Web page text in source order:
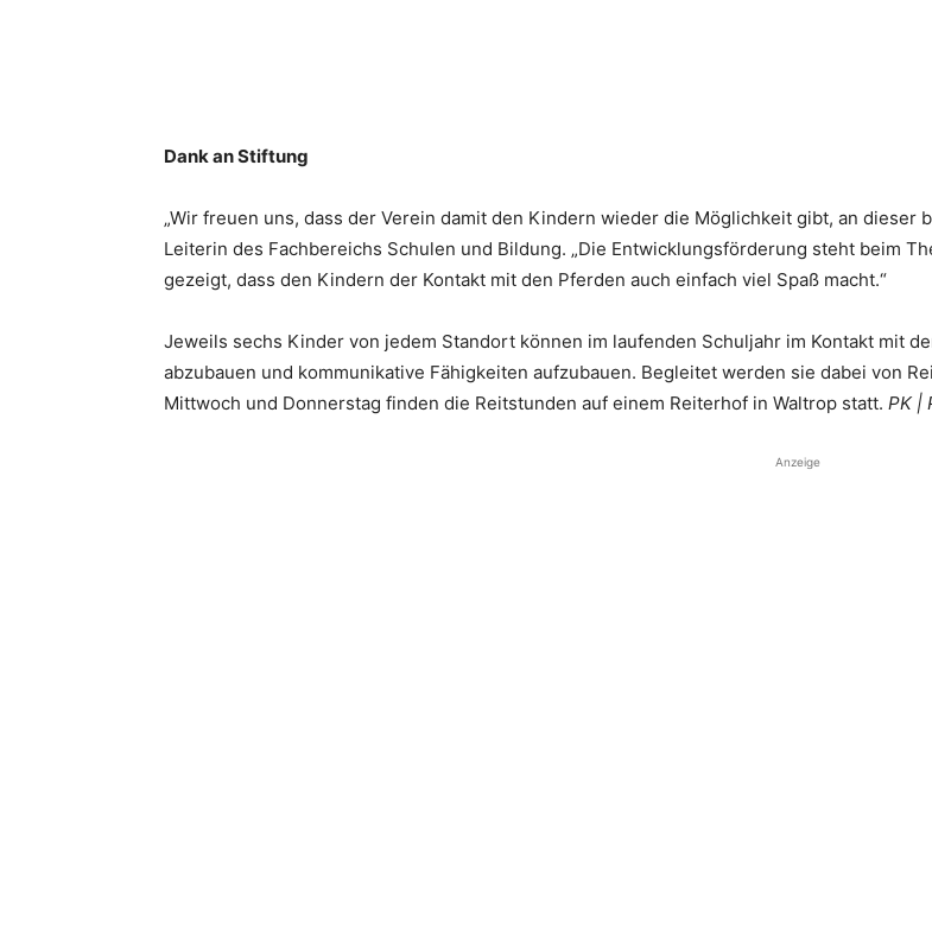
Dank an Stiftung
„Wir freuen uns, dass der Verein damit den Kindern wieder die Möglichkeit gibt, an dieser
Leiterin des Fachbereichs Schulen und Bildung. „Die Entwicklungsförderung steht beim
gezeigt, dass den Kindern der Kontakt mit den Pferden auch einfach viel Spaß macht.“
Jeweils sechs Kinder von jedem Standort können im laufenden Schuljahr im Kontakt mit
abzubauen und kommunikative Fähigkeiten aufzubauen. Begleitet werden sie dabei von
Mittwoch und Donnerstag finden die Reitstunden auf einem Reiterhof in Waltrop statt. PK |
Anzeige